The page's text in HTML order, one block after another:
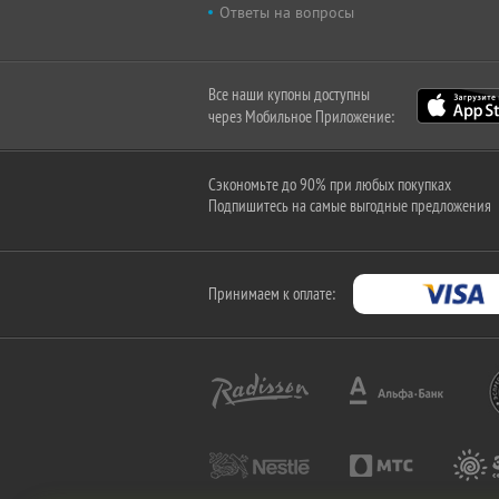
Ответы на вопросы
Все наши купоны доступны
через Мобильное Приложение:
Сэкономьте до 90% при любых покупках
Подпишитесь на самые выгодные предложения
Принимаем к оплате: